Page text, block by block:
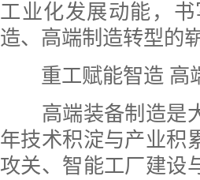
工业化发展动能，
造、高端制造转型的
重工赋能智造 高
高端装备制造是大
年技术积淀与产业积
攻关、智能工厂建设